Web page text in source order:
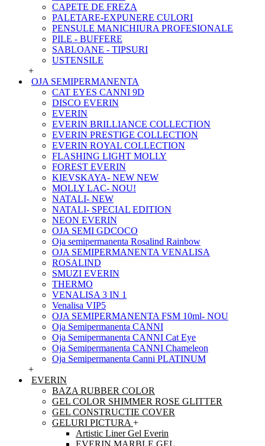
CAPETE DE FREZA
PALETARE-EXPUNERE CULORI
PENSULE MANICHIURA PROFESIONALE
PILE - BUFFERE
SABLOANE - TIPSURI
USTENSILE
+
OJA SEMIPERMANENTA
CAT EYES CANNI 9D
DISCO EVERIN
EVERIN
EVERIN BRILLIANCE COLLECTION
EVERIN PRESTIGE COLLECTION
EVERIN ROYAL COLLECTION
FLASHING LIGHT MOLLY
FOREST EVERIN
KIEVSKAYA- NEW NEW
MOLLY LAC- NOU!
NATALI- NEW
NATALI- SPECIAL EDITION
NEON EVERIN
OJA SEMI GDCOCO
Oja semipermanenta Rosalind Rainbow
OJA SEMIPERMANENTA VENALISA
ROSALIND
SMUZI EVERIN
THERMO
VENALISA 3 IN 1
Venalisa VIP5
OJA SEMIPERMANENTA FSM 10ml- NOU
Oja Semipermanenta CANNI
Oja Semipermanenta CANNI Cat Eye
Oja Semipermanenta CANNI Chameleon
Oja Semipermanenta Canni PLATINUM
+
EVERIN
BAZA RUBBER COLOR
GEL COLOR SHIMMER ROSE GLITTER
GEL CONSTRUCTIE COVER
GELURI PICTURA +
Artistic Liner Gel Everin
EVERIN MARBLE GEL